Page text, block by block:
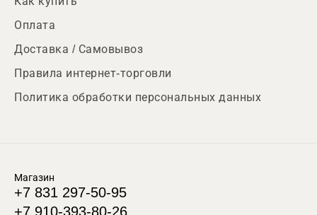
Оплата
Доставка / Самовывоз
Правила интернет-торговли
Политика обработки персональных данных
Магазин
+7 831 297-50-95
+7 910-393-80-26